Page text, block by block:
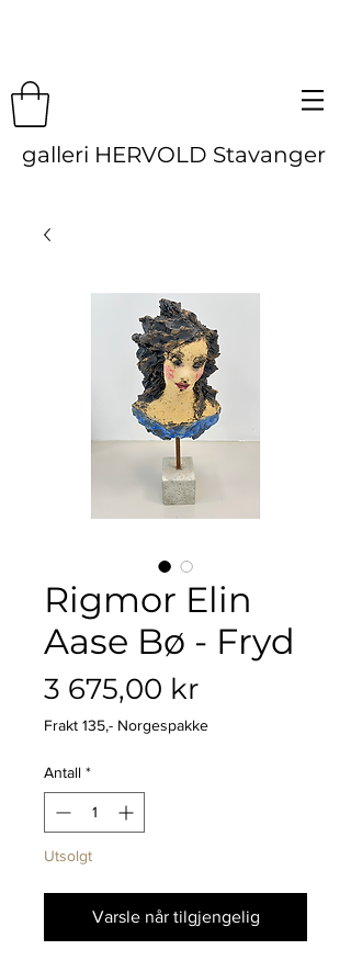
galleri HERVOLD Stavanger
Rigmor Elin
Aase Bø - Fryd
3 675,00 krPris
Frakt 135,- Norgespakke
Antall *
Utsolgt
Varsle når tilgjengelig